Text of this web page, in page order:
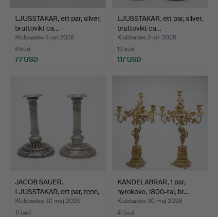
LJUSSTAKAR, ett par, silver,
bruttovikt ca…
Klubbades 3 jun 2026
6 bud
77 USD
LJUSSTAKAR, ett par, silver,
bruttovikt ca…
Klubbades 3 jun 2026
13 bud
117 USD
JACOB SAUER.
LJUSSTAKAR, ett par, tenn,
gu…
Klubbades 30 maj 2026
11 bud
KANDELABRAR, 1 par,
nyrokoko, 1800-tal, br…
Klubbades 30 maj 2026
41 bud